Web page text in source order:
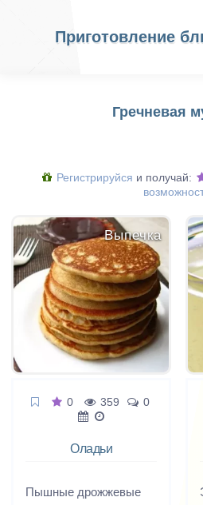
Приготовление
Гречневая
Регистрируйся и получай:
Выпечка
0 359 0
Оладьи
Пышные дрожжевые